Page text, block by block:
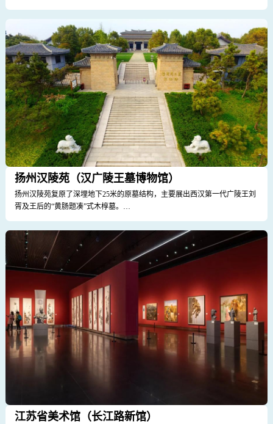
扬州汉陵苑（汉广陵王墓博物馆）
扬州汉陵苑复原了深埋地下25米的原墓结构，主要展出西汉第一代广陵王刘
胥及王后的“黄肠题凑”式木椁墓。…
江苏省美术馆（长江路新馆）